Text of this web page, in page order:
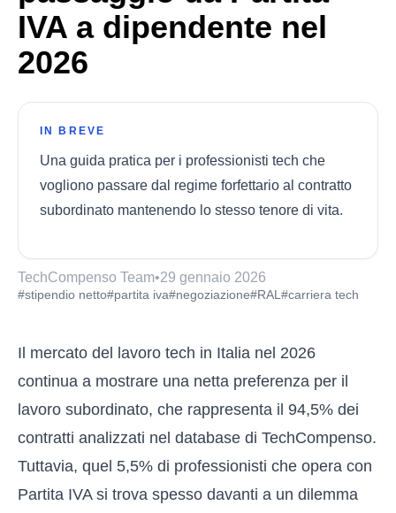
IVA a dipendente nel
2026
IN BREVE
Una guida pratica per i professionisti tech che
vogliono passare dal regime forfettario al contratto
subordinato mantenendo lo stesso tenore di vita.
TechCompenso Team•29 gennaio 2026
#stipendio netto#partita iva#negoziazione#RAL #carriera tech
Il mercato del lavoro tech in Italia nel 2026
continua a mostrare una netta preferenza per il
lavoro subordinato, che rappresenta il 94,5% dei
contratti analizzati nel database di TechCompenso.
Tuttavia, quel 5,5% di professionisti che opera con
Partita IVA si trova spesso davanti a un dilemma